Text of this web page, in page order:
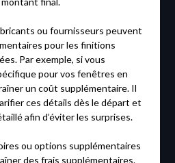
ou fournisseurs peuvent
pour les finitions
Par exemple, si vous
pour vos fenêtres en
un coût supplémentaire. Il
ces détails dès le départ et
afin d’éviter les surprises.
ou options supplémentaires
des frais supplémentaires.